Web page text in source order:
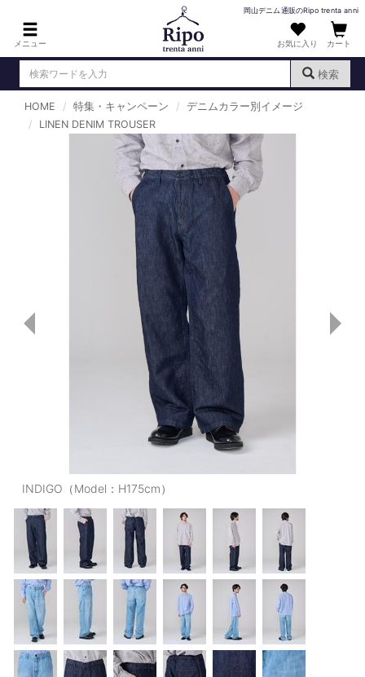
メニュー
岡山デニム通販のRipo trenta anni
お気に入り カート
検索
ログイン （新規会員登録）
DENIM : デニム
PANTS : パンツ
TOPS : トップス
T-SHIRT : Tシャツ
KNIT : ニット
SHIRT : シャツ
OUTERS : アウター
PANTS/SKIRT : パンツ・スカート
TOPS : トップス
OUTERS : アウター
OUTLET : アウトレット
MENS : メンズ
LADIES : レディース
新規会員登録
HOME 特集・キャンペーン
デニムカラー別イメージ
LINEN DENIM TROUSER
INDIGO（Model：H175cm）